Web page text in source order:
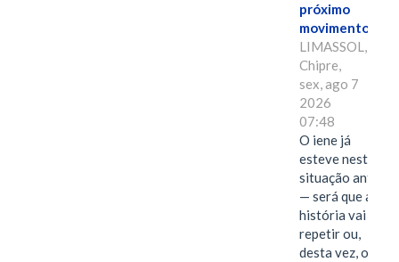
próximo
movimento.
LIMASSOL,
Chipre,
sex, ago 7
2026
07:48
O iene já
esteve nesta
situação antes
— será que a
história vai se
repetir ou,
desta vez, o